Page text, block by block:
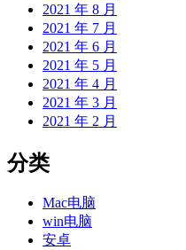
2021 年 8 月
2021 年 7 月
2021 年 6 月
2021 年 5 月
2021 年 4 月
2021 年 3 月
2021 年 2 月
分类
Mac电脑
win电脑
安卓